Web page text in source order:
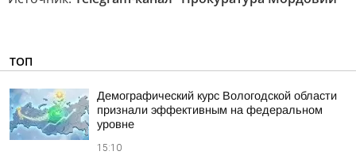
ТОП
Демографический курс Вологодской области
признали эффективным на федеральном
уровне
15:10